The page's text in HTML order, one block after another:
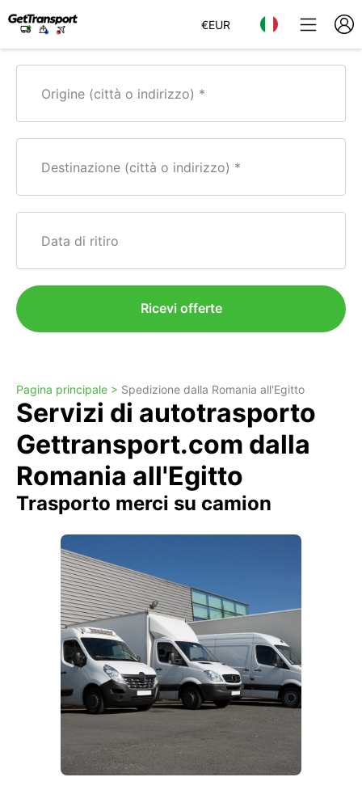
€EUR
Origine (città o indirizzo)
Destinazione (città o indirizzo)
Data di ritiro
Ricevi offerte
Pagina principale > Spedizione dalla Romania all'Egitto
Servizi di autotrasporto
Gettransport.com dalla
Romania all'Egitto
Trasporto merci su camion